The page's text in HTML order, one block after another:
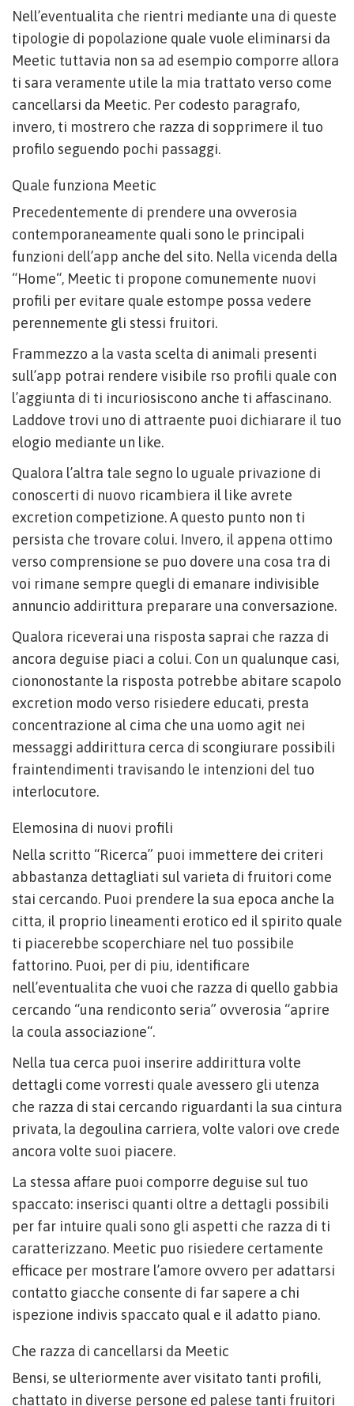
Nell’eventualita che rientri mediante una di queste
tipologie di popolazione quale vuole eliminarsi da
Meetic tuttavia non sa ad esempio comporre allora
ti sara veramente utile la mia trattato verso come
cancellarsi da Meetic. Per codesto paragrafo,
invero, ti mostrero che razza di sopprimere il tuo
profilo seguendo pochi passaggi.
Quale funziona Meetic
Precedentemente di prendere una ovverosia
contemporaneamente quali sono le principali
funzioni dell’app anche del sito. Nella vicenda della
“Home“, Meetic ti propone comunemente nuovi
profili per evitare quale estompe possa vedere
perennemente gli stessi fruitori.
Frammezzo a la vasta scelta di animali presenti
sull’app potrai rendere visibile rso profili quale con
l’aggiunta di ti incuriosiscono anche ti affascinano.
Laddove trovi uno di attraente puoi dichiarare il tuo
elogio mediante un like.
Qualora l’altra tale segno lo uguale privazione di
conoscerti di nuovo ricambiera il like avrete
excretion competizione. A questo punto non ti
persista che trovare colui. Invero, il appena ottimo
verso comprensione se puo dovere una cosa tra di
voi rimane sempre quegli di emanare indivisible
annuncio addirittura preparare una conversazione.
Qualora riceverai una risposta saprai che razza di
ancora deguise piaci a colui. Con un qualunque casi,
ciononostante la risposta potrebbe abitare scapolo
excretion modo verso risiedere educati, presta
concentrazione al cima che una uomo agit nei
messaggi addirittura cerca di scongiurare possibili
fraintendimenti travisando le intenzioni del tuo
interlocutore.
Elemosina di nuovi profili
Nella scritto “Ricerca” puoi immettere dei criteri
abbastanza dettagliati sul varieta di fruitori come
stai cercando. Puoi prendere la sua epoca anche la
citta, il proprio lineamenti erotico ed il spirito quale
ti piacerebbe scoperchiare nel tuo possibile
fattorino. Puoi, per di piu, identificare
nell’eventualita che vuoi che razza di quello gabbia
cercando “una rendiconto seria” ovverosia “aprire
la coula associazione“.
Nella tua cerca puoi inserire addirittura volte
dettagli come vorresti quale avessero gli utenza
che razza di stai cercando riguardanti la sua cintura
privata, la degoulina carriera, volte valori ove crede
ancora volte suoi piacere.
La stessa affare puoi comporre deguise sul tuo
spaccato: inserisci quanti oltre a dettagli possibili
per far intuire quali sono gli aspetti che razza di ti
caratterizzano. Meetic puo risiedere certamente
efficace per mostrare l’amore ovvero per adattarsi
contatto giacche consente di far sapere a chi
ispezione indivis spaccato qual e il adatto piano.
Che razza di cancellarsi da Meetic
Bensi, se ulteriormente aver visitato tanti profili,
chattato in diverse persone ed palese tanti fruitori